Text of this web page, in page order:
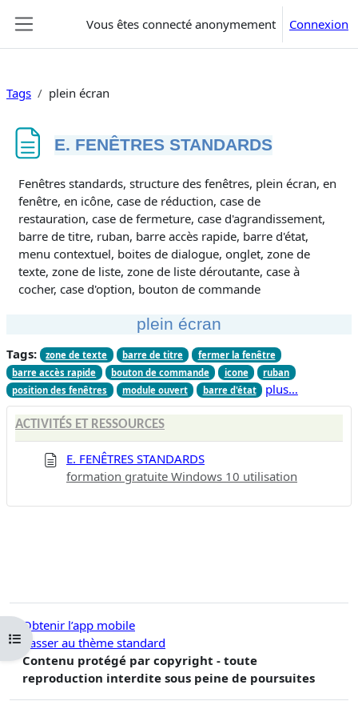
Vous êtes connecté anonymement Connexion
Ouvrir l’index du cours
Tags plein écran
E. FENÊTRES STANDARDS
Conditions d’achèvement
Fenêtres standards, structure des fenêtres, plein écran, en
fenêtre, en icône, case de réduction, case de
restauration, case de fermeture, case d'agrandissement,
barre de titre, ruban, barre accès rapide, barre d'état,
menu contextuel, boites de dialogue, onglet, zone de
texte, zone de liste, zone de liste déroutante, case à
cocher, case d'option, bouton de commande
plein écran
Tags: zone de texte barre de titre
fermer la fenêtre
barre accès rapide
bouton de commande icone
ruban
position des fenêtres
module ouvert barre d'état plus…
ACTIVITÉS ET RESSOURCES
E. FENÊTRES STANDARDS
formation gratuite Windows 10 utilisation
Obtenir l’app mobile
Passer au thème standard
Contenu protégé par copyright - toute
reproduction interdite sous peine de poursuites